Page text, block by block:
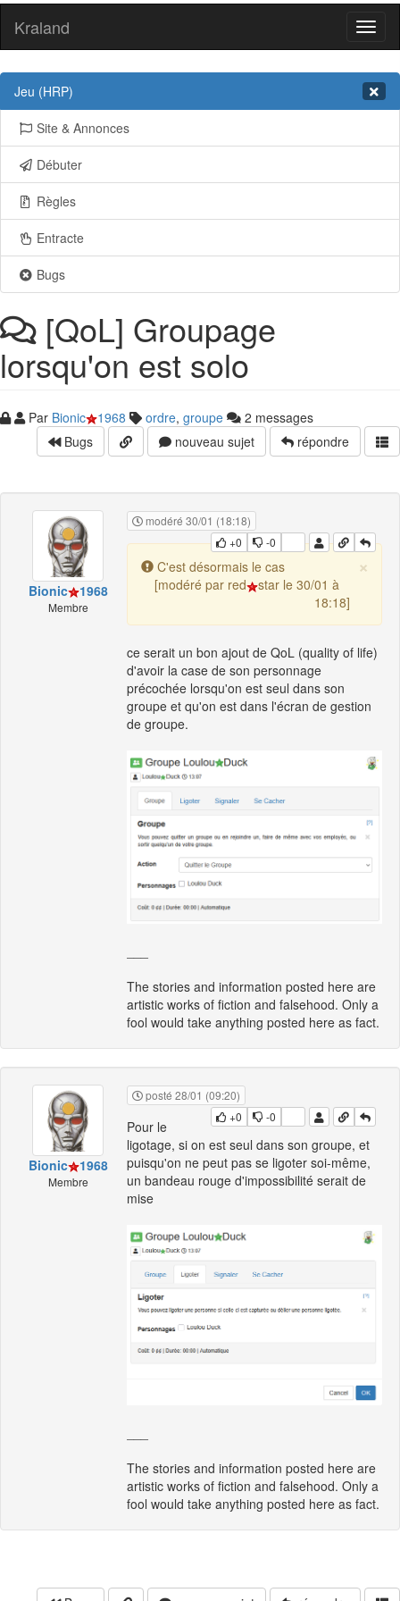
Kraland
Jeu (HRP)
Site & Annonces
Débuter
Règles
Entracte
Bugs
[QoL] Groupage
lorsqu'on est solo
Par Bionic 1968 ordre, groupe
2 messages
Bugs
nouveau sujet répondre
Bionic 1968
Membre
modéré 30/01 (18:18)
+0
-0
×
C'est désormais le cas
[modéré par red
star le 30/01 à
18:18]
ce serait un bon ajout de QoL (quality of life)
d'avoir la case de son personnage
précochée lorsqu'on est seul dans son
groupe et qu'on est dans l'écran de gestion
de groupe.
The stories and information posted here are
artistic works of fiction and falsehood. Only a
fool would take anything posted here as fact.
Bionic 1968
Membre
posté 28/01 (09:20)
+0
-0
Pour le
ligotage, si on est seul dans son groupe, et
puisqu'on ne peut pas se ligoter soi-même,
un bandeau rouge d'impossibilité serait de
mise
The stories and information posted here are
artistic works of fiction and falsehood. Only a
fool would take anything posted here as fact.